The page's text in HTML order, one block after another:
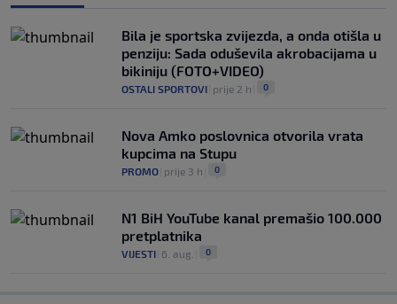
Bila je sportska zvijezda, a onda otišla u
penziju: Sada oduševila akrobacijama u
bikiniju (FOTO+VIDEO)
OSTALI SPORTOVI prije 2 h 0
Nova Amko poslovnica otvorila vrata
kupcima na Stupu
PROMO prije 3 h 0
N1 BiH YouTube kanal premašio 100.000
pretplatnika
VIJESTI 6. aug. 0